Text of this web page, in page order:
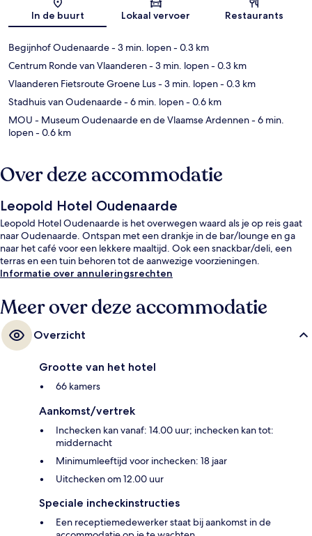
Kaart
In de buurt Lokaal vervoer Restaurants
Begijnhof Oudenaarde- 3 min. lopen- 0.3 km
Centrum Ronde van Vlaanderen- 3 min. lopen- 0.3 km
Vlaanderen Fietsroute Groene Lus- 3 min. lopen- 0.3 km
Stadhuis van Oudenaarde- 6 min. lopen- 0.6 km
MOU - Museum Oudenaarde en de Vlaamse Ardennen- 6 min.
lopen- 0.6 km
Over deze accommodatie
Leopold Hotel Oudenaarde
Leopold Hotel Oudenaarde is het overwegen waard als je op reis gaat
naar Oudenaarde. Ontspan met een drankje in de bar/lounge en ga
naar het café voor een lekkere maaltijd. Ook een snackbar/deli, een
terras en een tuin behoren tot de aanwezige voorzieningen.
Informatie over annuleringsrechten
Meer over deze accommodatie
Overzicht
Grootte van het hotel
66 kamers
Aankomst/vertrek
Inchecken kan vanaf: 14.00 uur; inchecken kan tot:
middernacht
Minimumleeftijd voor inchecken: 18 jaar
Uitchecken om 12.00 uur
Speciale incheckinstructies
Een receptiemedewerker staat bij aankomst in de